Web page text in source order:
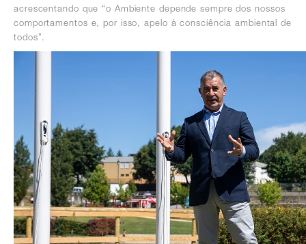
acrescentando que “o Ambiente depende sempre dos nossos
comportamentos e, por isso, apelo à consciência ambiental de
todos”.